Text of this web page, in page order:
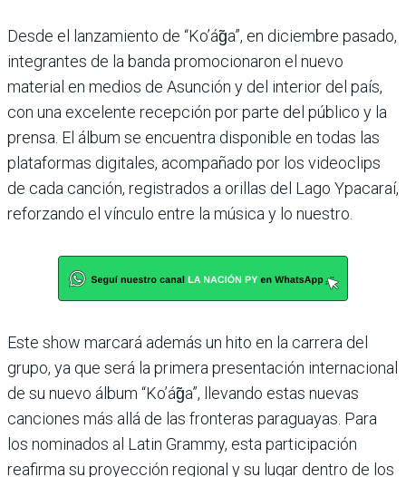
Desde el lanzamiento de “Ko’ág̃a”, en diciembre pasado,
integrantes de la banda promocionaron el nuevo
material en medios de Asunción y del interior del país,
con una excelente recepción por parte del público y la
prensa. El álbum se encuentra disponible en todas las
plataformas digitales, acompañado por los videoclips
de cada canción, registrados a orillas del Lago Ypacaraí,
reforzando el vínculo entre la música y lo nuestro.
Este show marcará además un hito en la carrera del
grupo, ya que será la primera presentación internacional
de su nuevo álbum “Ko’ág̃a”, llevando estas nuevas
canciones más allá de las fronteras paraguayas. Para
los nominados al Latin Grammy, esta participación
reafirma su proyección regional y su lugar dentro de los